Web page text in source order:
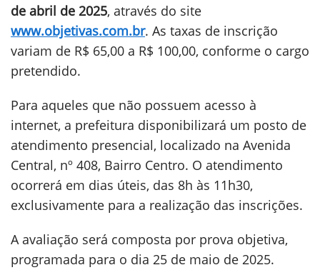
de abril de 2025, através do site
www.objetivas.com.br. As taxas de inscrição
variam de R$ 65,00 a R$ 100,00, conforme o cargo
pretendido.
Para aqueles que não possuem acesso à
internet, a prefeitura disponibilizará um posto de
atendimento presencial, localizado na Avenida
Central, nº 408, Bairro Centro. O atendimento
ocorrerá em dias úteis, das 8h às 11h30,
exclusivamente para a realização das inscrições.
A avaliação será composta por prova objetiva,
programada para o dia 25 de maio de 2025.